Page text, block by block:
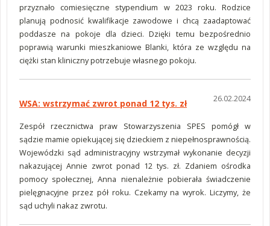
przyznało comiesięczne stypendium w 2023 roku. Rodzice
planują podnosić kwalifikacje zawodowe i chcą zaadaptować
poddasze na pokoje dla dzieci. Dzięki temu bezpośrednio
poprawią warunki mieszkaniowe Blanki, która ze względu na
ciężki stan kliniczny potrzebuje własnego pokoju.
26.02.2024
WSA: wstrzymać zwrot ponad 12 tys. zł
Zespół rzecznictwa praw Stowarzyszenia SPES pomógł w
sądzie mamie opiekującej się dzieckiem z niepełnosprawnością.
Wojewódzki sąd administracyjny wstrzymał wykonanie decyzji
nakazującej Annie zwrot ponad 12 tys. zł. Zdaniem ośrodka
pomocy społecznej, Anna nienależnie pobierała świadczenie
pielęgnacyjne przez pół roku. Czekamy na wyrok. Liczymy, że
sąd uchyli nakaz zwrotu.